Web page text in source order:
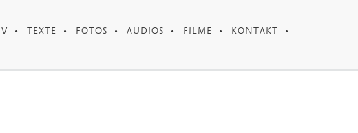
TEXTE FOTOS AUDIOS FILME KONTAKT